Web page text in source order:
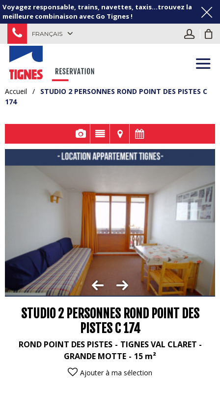
Voyagez responsable, trains, navettes, taxis...trouvez la
meilleure combinaison avec Go Tignes !
FRANÇAIS
Accueil /
STUDIO 2 PERSONNES ROND POINT DES PISTES C
174
STUDIO 2 PERSONNES ROND POINT DES
PISTES C 174
ROND POINT DES PISTES
TIGNES VAL CLARET -
GRANDE MOTTE
15 m²
Ajouter à ma sélection